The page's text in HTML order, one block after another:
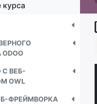
ВЕБ-
OWL
ФРЕЙМВОРКА